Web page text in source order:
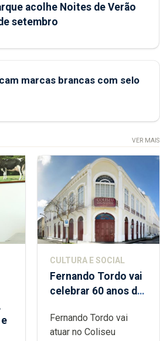
acolhe Noites de Verão
setembro
marcas brancas com selo
VER MAIS
CULTURA E SOCIAL
Fernando Tordo vai
celebrar 60 anos de
Micaelense
Fernando Tordo vai
atuar no Coliseu